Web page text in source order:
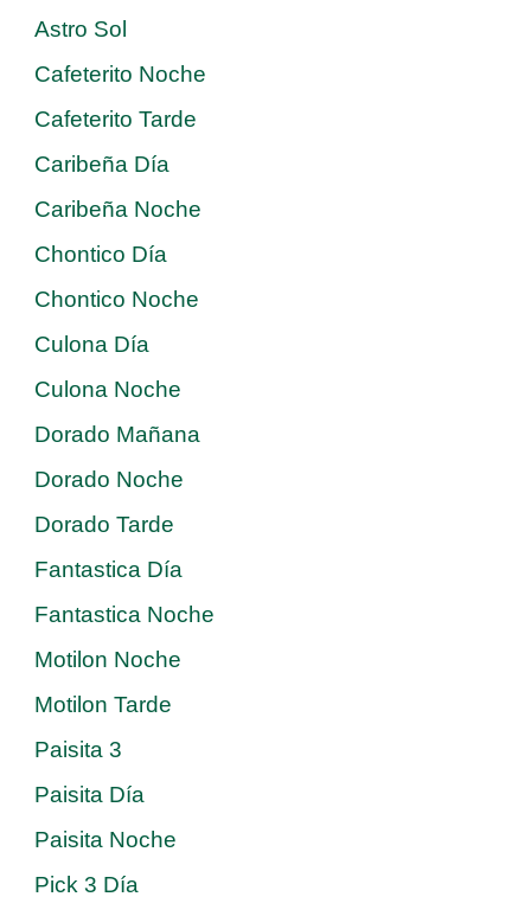
Astro Sol
Cafeterito Noche
Cafeterito Tarde
Caribeña Día
Caribeña Noche
Chontico Día
Chontico Noche
Culona Día
Culona Noche
Dorado Mañana
Dorado Noche
Dorado Tarde
Fantastica Día
Fantastica Noche
Motilon Noche
Motilon Tarde
Paisita 3
Paisita Día
Paisita Noche
Pick 3 Día